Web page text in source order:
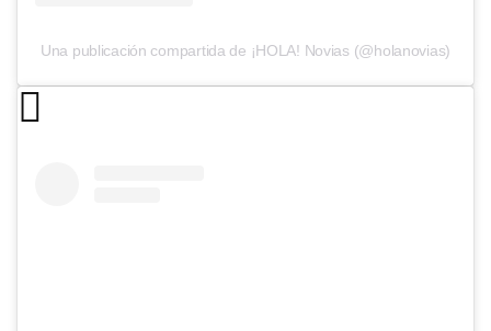
Una publicación compartida de ¡HOLA! Novias (@holanovias)